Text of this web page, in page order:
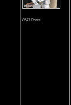
8547 Posts